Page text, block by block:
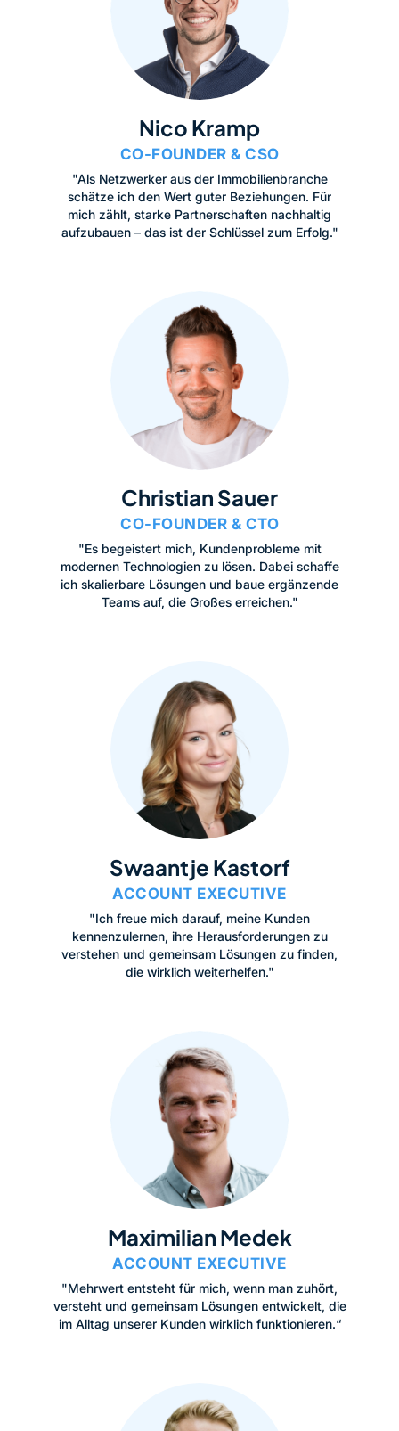
Nico Kramp
CO-FOUNDER & CSO
"Als Netzwerker aus der Immobilienbranche
schätze ich den Wert guter Beziehungen. Für
mich zählt, starke Partnerschaften nachhaltig
aufzubauen – das ist der Schlüssel zum Erfolg."
Christian Sauer
CO-FOUNDER & CTO
"Es begeistert mich, Kundenprobleme mit
modernen Technologien zu lösen. Dabei schaffe
ich skalierbare Lösungen und baue ergänzende
Teams auf, die Großes erreichen."
Swaantje Kastorf
ACCOUNT EXECUTIVE
"Ich freue mich darauf, meine Kunden
kennenzulernen, ihre Herausforderungen zu
verstehen und gemeinsam Lösungen zu finden,
die wirklich weiterhelfen."
Maximilian Medek
ACCOUNT EXECUTIVE
"Mehrwert entsteht für mich, wenn man zuhört,
versteht und gemeinsam Lösungen entwickelt, die
im Alltag unserer Kunden wirklich funktionieren.“